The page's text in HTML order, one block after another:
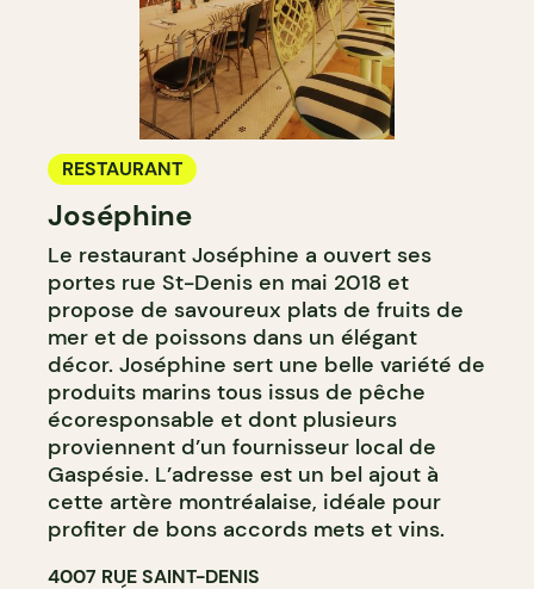
RESTAURANT
Joséphine
Le restaurant Joséphine a ouvert ses
portes rue St-Denis en mai 2018 et
propose de savoureux plats de fruits de
mer et de poissons dans un élégant
décor. Joséphine sert une belle variété de
produits marins tous issus de pêche
écoresponsable et dont plusieurs
proviennent d’un fournisseur local de
Gaspésie. L’adresse est un bel ajout à
cette artère montréalaise, idéale pour
profiter de bons accords mets et vins.
4007 RUE SAINT-DENIS